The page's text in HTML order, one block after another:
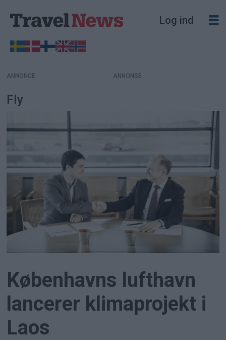
Log ind
ANNONCE
Fly
Københavns lufthavn
lancerer klimaprojekt i
Laos